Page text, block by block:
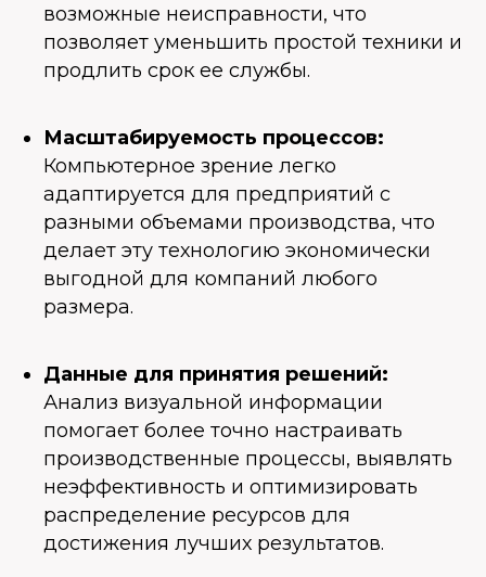
возможные неисправности, что
позволяет уменьшить простой техники и
продлить срок ее службы.
Масштабируемость процессов:
Компьютерное зрение легко
адаптируется для предприятий с
разными объемами производства, что
делает эту технологию экономически
выгодной для компаний любого
размера.
Данные для принятия решений:
Анализ визуальной информации
помогает более точно настраивать
производственные процессы, выявлять
неэффективность и оптимизировать
распределение ресурсов для
достижения лучших результатов.